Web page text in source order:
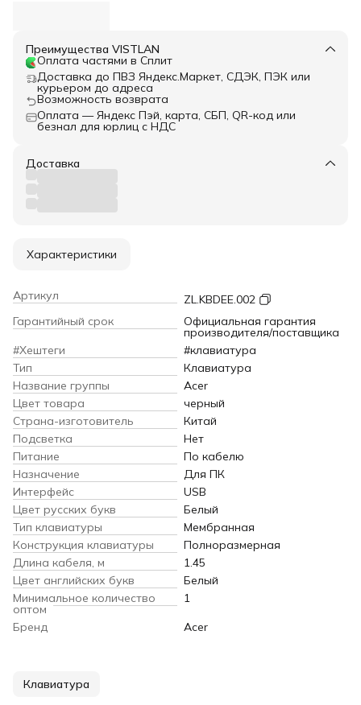
Преимущества VISTLAN
Оплата частями в Сплит
Доставка до ПВЗ Яндекс.Маркет, СДЭК, ПЭК или
курьером до адреса
Возможность возврата
Оплата — Яндекс Пэй, карта, СБП, QR-код или
безнал для юрлиц с НДС
Доставка
Характеристики
Артикул
ZL.KBDEE.002
Гарантийный срок
Официальная гарантия
производителя/поставщика
#Хештеги
#клавиатура
Тип
Клавиатура
Название группы
Acer
Цвет товара
черный
Страна-изготовитель
Китай
Подсветка
Нет
Питание
По кабелю
Назначение
Для ПК
Интерфейс
USB
Цвет русских букв
Белый
Тип клавиатуры
Мембранная
Конструкция клавиатуры
Полноразмерная
Длина кабеля, м
1.45
Цвет английских букв
Белый
Минимальное количество
оптом
1
Бренд
Acer
Клавиатура